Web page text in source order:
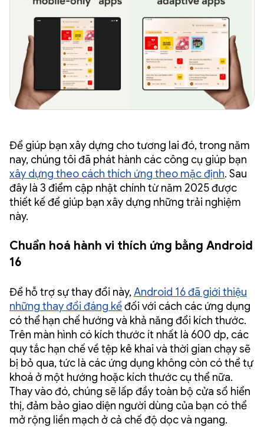
Để giúp bạn xây dựng cho tương lai đó, trong năm
nay, chúng tôi đã phát hành các công cụ giúp bạn
xây dựng theo cách thích ứng theo mặc định. Sau
đây là 3 điểm cập nhật chính từ năm 2025 được
thiết kế để giúp bạn xây dựng những trải nghiệm
này.
Chuẩn hoá hành vi thích ứng bằng Android
16
Để hỗ trợ sự thay đổi này,Android 16 đã giới thiệu
những thay đổi đáng kểđối với cách các ứng dụng
có thể hạn chế hướng và khả năng đổi kích thước.
Trên màn hình có kích thước ít nhất là 600 dp, các
quy tắc hạn chế về tệp kê khai và thời gian chạy sẽ
bị bỏ qua, tức là các ứng dụng không còn có thể tự
khoá ở một hướng hoặc kích thước cụ thể nữa.
Thay vào đó, chúng sẽ lấp đầy toàn bộ cửa sổ hiển
thị, đảm bảo giao diện người dùng của bạn có thể
mở rộng liền mạch ở cả chế độ dọc và ngang.